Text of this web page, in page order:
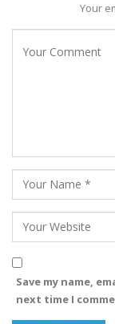
Your
Save my name,
next time I